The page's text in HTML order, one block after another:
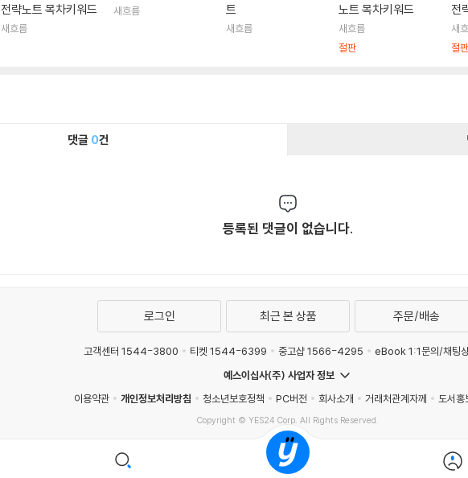
전략노트 목차키워드
새흐름
새흐름
트
새흐름
노트 목차키워드
새흐름
절판
전
새
절판
댓글 0건
등록된 댓글이 없습니다.
로그인 최근 본 상품 주문/배송
고객센터 1544-3800 티켓 1544-6399 중고샵 1566-4295
eBook 1:1문의/채팅
예스이십사(주) 사업자 정보
이용약관
개인정보처리방침 청소년보호정책 PC버전 회사소개 거래처관계자께 도서홍
Copyright © YES24 Corp. All Rights Reserved.